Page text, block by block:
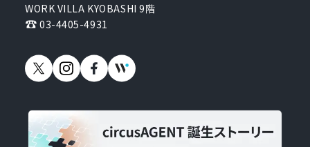
WORK VILLA KYOBASHI 9階
03-4405-4931